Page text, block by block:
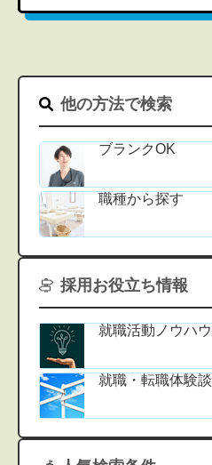
他の方法で検索
ブランクOK
職種から探す
採用お役立ち情報
就職活動ノウハウ
就職・転職体験談